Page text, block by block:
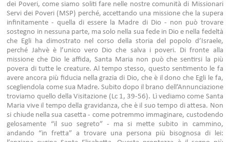
dei Poveri, come siamo soliti fare nelle nostre comunità di Missionari
Servi dei Poveri (MSP) perché, accettando una missione che la supera
infinitamente - quella di essere la Madre di Dio - non può trovare
sostegno in nessuna parte, ma solo nella sua fede in Dio e nella fedeltà
che Egli ha dimostrato nel corso della storia del popolo d’Israele,
perché Jahvè è l’unico vero Dio che salva i poveri. Di fronte alla
missione che Dio le affida, Santa Maria non può che sentirsi la più
povera di tutte le creature. Al tempo stesso, questo sentimento le fa
avere ancora più fiducia nella grazia di Dio, che è il dono che Egli le fa,
scegliendola come sua Madre. Subito dopo il brano dell’Annunciazione
troviamo quello della Visitazione (Lc 1, 39-56). Lì vediamo come Santa
Maria vive il tempo della gravidanza, che è il suo tempo di attesa. Non
si chiude nella sua casetta - come potremmo immaginare, custodendo
gelosamente “il suo segreto” - ma si mette subito in cammino,
andando “in fretta” a trovare una persona più bisognosa di lei: